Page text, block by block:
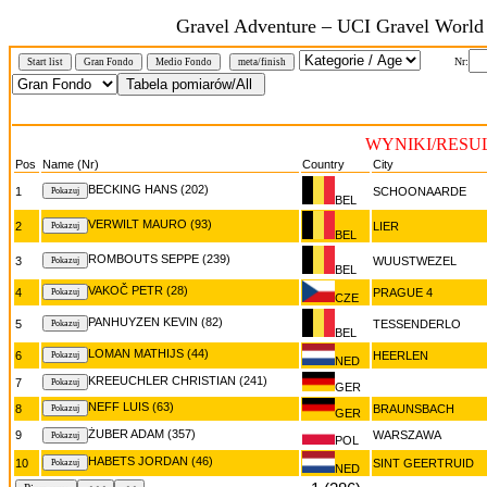
Gravel Adventure – UCI Gravel World
Start list Gran Fondo Medio Fondo meta/finish Nr:
WYNIKI/
Pos Name (Nr) Country City
1
BECKING HANS (202)
BEL
SCHOONAARDE
2
VERWILT MAURO (93)
BEL
LIER
3
ROMBOUTS SEPPE (239)
BEL
WUUSTWEZEL
4 VAKOČ PETR (28)
CZE PRAGUE 4
5
PANHUYZEN KEVIN (82)
BEL
TESSENDERLO
6 LOMAN MATHIJS (44)
NED HEERLEN
7 KREEUCHLER CHRISTIAN (241)
GER
8
NEFF LUIS (63) GER
BRAUNSBACH
9
ŻUBER ADAM (357) POL WARSZAWA
10 HABETS JORDAN (46)
NED SINT GEERTRUID